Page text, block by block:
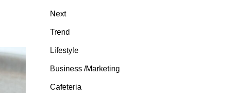
Next
Trend
Lifestyle
Business /Marketing
Cafeteria